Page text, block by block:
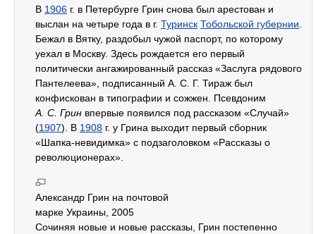
В 1906 г. в Петербурге Грин снова был арестован и
выслан на четыре года в г. Туринск Тобольской губернии
Бежал в Вятку, раздобыл чужой паспорт, по которому
уехал в Москву. Здесь рождается его первый
политически ангажированный рассказ «Заслуга рядового
Пантелеева», подписанный А. С. Г. Тираж был
конфискован в типографии и сожжен. Псевдоним
А. С. Грин впервые появился под рассказом «Случай»
(1907). В 1908 г. у Грина выходит первый сборник
«Шапка-невидимка» с подзаголовком «Рассказы о
революционерах».
Александр Грин на почтовой
марке Украины, 2005
Сочиняя новые и новые рассказы, Грин постепенно